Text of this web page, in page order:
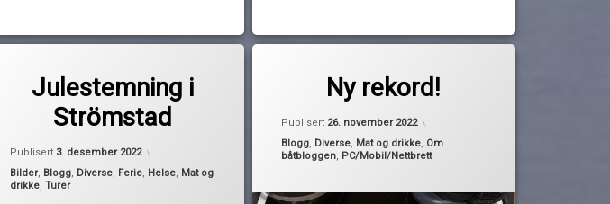
Julestemning i
Strömstad
Publisert 3. desember 2022
3. desember 2022
Kategorier:
Bilder, Blogg, Diverse, Ferie, Helse, Mat og
drikke, Turer
handlerunde
Systembolaget
Ny rekord!
Publisert 26. november 2022
Kategorier:
Blogg, Diverse, Mat og drikke, Om
båtbloggen, PC/Mobil/Nettbrett
leserrekord
Pequod